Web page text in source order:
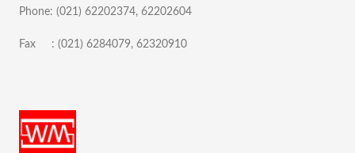
Phone: (021) 62202374, 62202604
Fax : (021) 6284079, 62320910